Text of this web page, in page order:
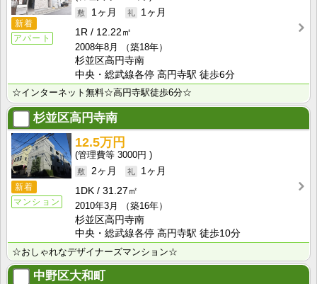
新着
アパート
1ヶ月
1ヶ月
1R
12.22㎡
2008年8月
（築18年）
杉並区高円寺南
中央・総武線各停 高円寺駅 徒歩6分
☆インターネット無料☆高円寺駅徒歩6分☆
杉並区高円寺南
新着
マンション
12.5万円
3000円
2ヶ月
1ヶ月
1DK
31.27㎡
2010年3月
（築16年）
杉並区高円寺南
中央・総武線各停 高円寺駅 徒歩10分
☆おしゃれなデザイナーズマンション☆
中野区大和町